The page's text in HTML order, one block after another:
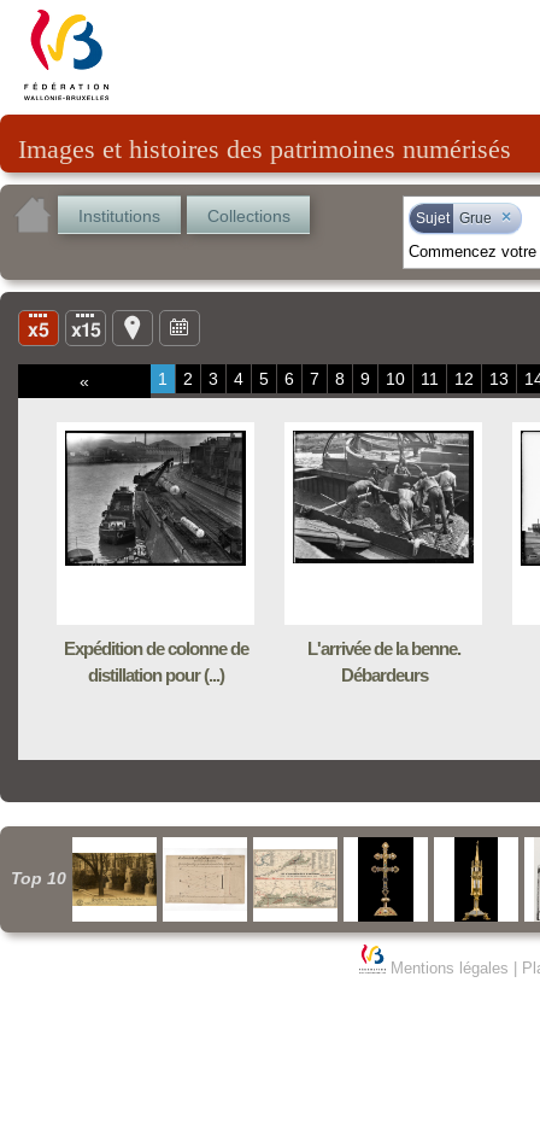
Images et histoires des patrimoines numérisés
Institutions Collections Sujet Grue ×
« 1 2 3 4 5 6 7 8 9 10 11 12 13
Expédition de colonne de
distillation pour (...)
L'arrivée de la benne.
Débardeurs
Top 10
Mentions légales